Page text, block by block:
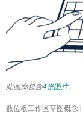
此画廊包含4张图片。
数位板工作区草图概念